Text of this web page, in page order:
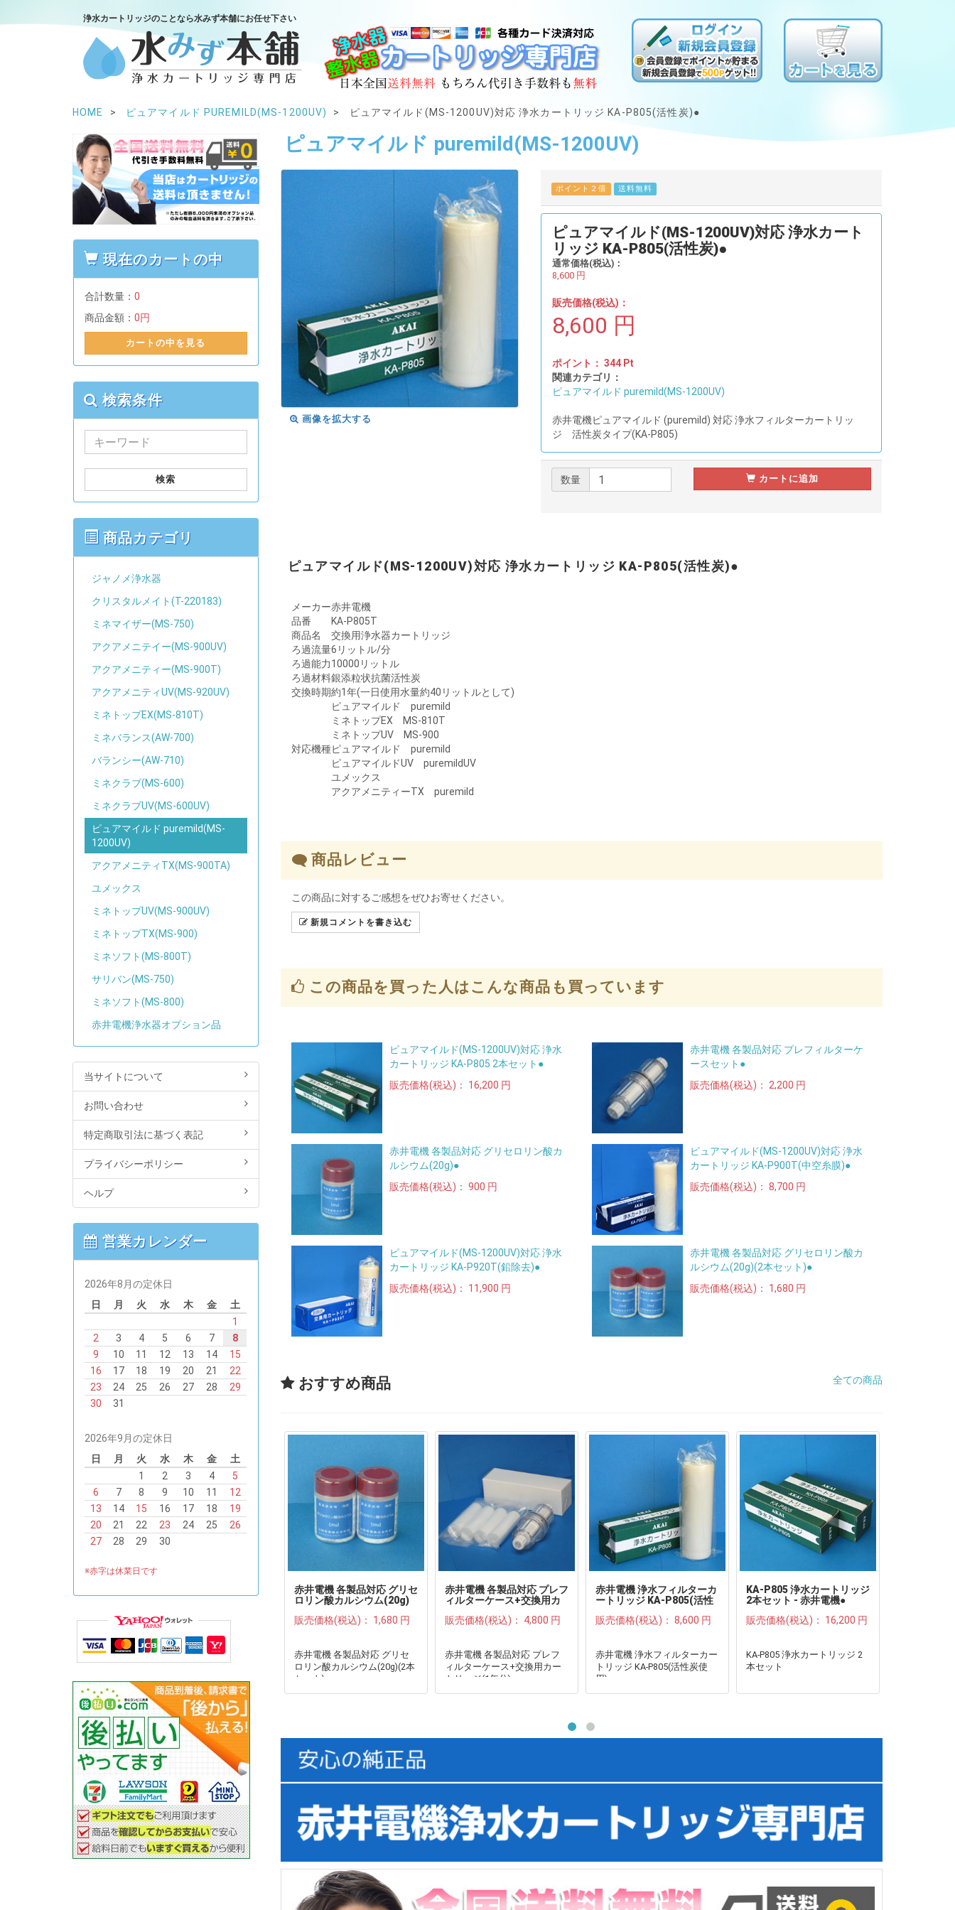
浄水カートリッジのことなら水みず本舗にお任せ下さい
HOME ピュアマイルド PUREMILD(MS-1200UV) ピュアマイルド(MS-1200UV)対応 浄水カートリッジ KA-P805(活性炭)●
ピュアマイルド puremild(MS-1200UV)
画像を拡大する
ポイント２倍 送料無料
ピュアマイルド(MS-1200UV)対応 浄水カート
リッジ KA-P805(活性炭)●
通常価格(税込)：
8,600 円
販売価格(税込)：
8,600 円
ポイント：344 Pt
関連カテゴリ：
ピュアマイルド puremild(MS-1200UV)
赤井電機ピュアマイルド (puremild) 対応 浄水フィルターカートリッ
ジ 活性炭タイプ(KA-P805)
数量 カートに追加
ピュアマイルド(MS-1200UV)対応 浄水カートリッジ KA-P805(活性炭)●
メーカー赤井電機
品番
KA-P805T
商品名
交換用浄水器カートリッジ
ろ過流量6リットル/分
ろ過能力10000リットル
ろ過材料銀添粒状抗菌活性炭
交換時期約1年(一日使用水量約40リットルとして)
対応機種
ピュアマイルド puremild
ミネトップEX MS-810T
ミネトップUV MS-900
ピュアマイルド puremild
ピュアマイルドUV puremildUV
ユメックス
アクアメニティーTX puremild
商品レビュー
この商品に対するご感想をぜひお寄せください。
新規コメントを書き込む
この商品を買った人はこんな商品も買っています
ピュアマイルド(MS-1200UV)対応 浄水
カートリッジ KA-P805 2本セット●
販売価格(税込)：
16,200 円
赤井電機 各製品対応 プレフィルターケ
ースセット●
販売価格(税込)：
2,200 円
赤井電機 各製品対応 グリセロリン酸カ
ルシウム(20g)●
販売価格(税込)： 900 円
ピュアマイルド(MS-1200UV)対応 浄水
カートリッジ KA-P900T(中空糸膜)●
販売価格(税込)： 8,700 円
ピュアマイルド(MS-1200UV)対応 浄水
カートリッジ KA-P920T(鉛除去)●
販売価格(税込)：
11,900 円
赤井電機 各製品対応 グリセロリン酸カ
ルシウム(20g)(2本セット)●
販売価格(税込)：
1,680 円
おすすめ商品 全ての商品
赤井電機 各製品対応 グリセ
ロリン酸カルシウム(20g)
販売価格(税込)： 1,680 円
赤井電機 各製品対応 グリセ
ロリン酸カルシウム(20g)(2本
セット)
赤井電機 各製品対応 プレフ
ィルターケース+交換用カ
販売価格(税込)： 4,800 円
赤井電機 各製品対応 プレフ
ィルターケース+交換用カー
トリッジ(1年分)
赤井電機 浄水フィルターカ
ートリッジ KA-P805(活性
販売価格(税込)： 8,600 円
赤井電機 浄水フィルターカー
トリッジ KA-P805(活性炭使
用)
KA-P805 浄水カートリッジ
2本セット - 赤井電機●
販売価格(税込)： 16,200 円
KA-P805 浄水カートリッジ 2
本セット
現在のカートの中
合計数量： 0
商品金額： 0円
カートの中を見る
検索条件
検索
商品カテゴリ
ジャノメ浄水器
クリスタルメイト(T-220183)
ミネマイザー(MS-750)
アクアメニテイー(MS-900UV)
アクアメニティー(MS-900T)
アクアメニティUV(MS-920UV)
ミネトップEX(MS-810T)
ミネバランス(AW-700)
バランシー(AW-710)
ミネクラブ(MS-600)
ミネクラブUV(MS-600UV)
ピュアマイルド puremild(MS-
1200UV)
アクアメニティTX(MS-900TA)
ユメックス
ミネトップUV(MS-900UV)
ミネトップTX(MS-900)
ミネソフト(MS-800T)
サリバン(MS-750)
ミネソフト(MS-800)
赤井電機浄水器オプション品
当サイトについて
お問い合わせ
特定商取引法に基づく表記
プライバシーポリシー
ヘルプ
営業カレンダー
2026年8月の定休日
日
月 火 水 木 金
土
1
2
3 4 5 6 7
8
9
10 11 12 13 14
15
16
17 18 19 20 21
22
23
24 25 26 27 28
29
30
31
2026年9月の定休日
日
月 火 水 木 金
土
1
2 3 4
5
6
7 8 9 10 11
12
13
14 15 16 17 18
19
20
21 22 23 24 25
26
27
28 29 30
※赤字は休業日です